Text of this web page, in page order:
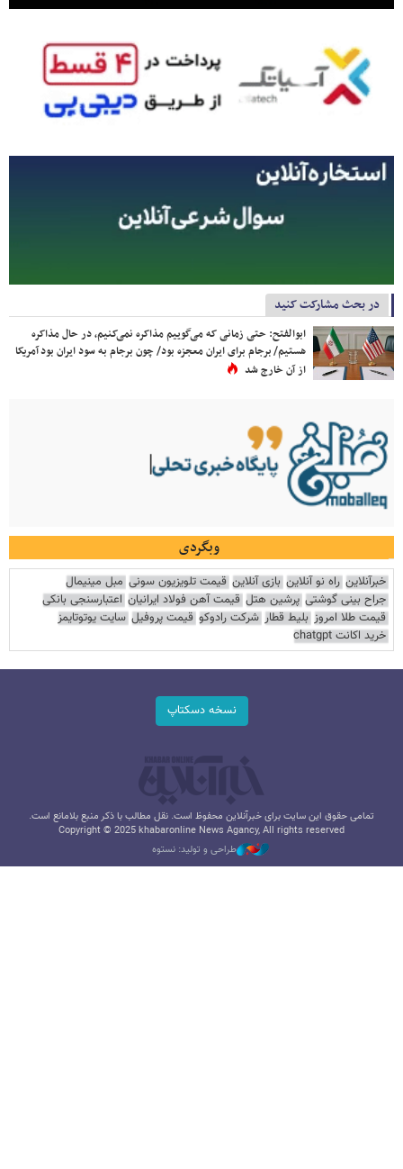
در بحث مشارکت کنید
ابوالفتح: حتی زمانی که می‌گوییم مذاکره نمی‌کنیم، در حال مذاکره
هستیم/ برجام برای ایران معجزه بود/ چون برجام به سود ایران بود آمریکا
از آن خارج شد
وبگردی
خبرآنلاین راه نو آنلاین بازی آنلاین قیمت تلویزیون سونی مبل مینیمال
جراح بینی گوشتی پرشین هتل قیمت آهن فولاد ایرانیان اعتبارسنجی بانکی
قیمت طلا امروز بلیط قطار شرکت رادوکو قیمت پروفیل سایت یوتوتایمز
خرید اکانت chatgpt
نسخه دسکتاپ
تمامی حقوق این سایت برای خبرآنلاین محفوظ است. نقل مطالب با ذکر منبع بلامانع است.
Copyright © 2025 khabaronline News Agancy, All rights reserved
طراحی و تولید: نستوه